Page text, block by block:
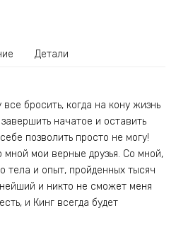
Детали
бросить, когда на кону жизнь
начатое и оставить
позволить просто не могу!
мной мои верные друзья. Со мной,
тела и опыт, пройденных тысяч
и никто не сможет меня
и Кинг всегда будет